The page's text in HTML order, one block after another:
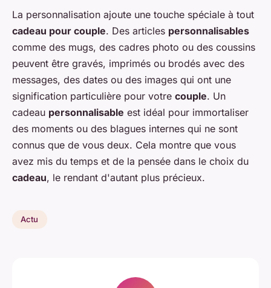
La personnalisation ajoute une touche spéciale à tout
cadeau pour couple. Des articles personnalisables
comme des mugs, des cadres photo ou des coussins
peuvent être gravés, imprimés ou brodés avec des
messages, des dates ou des images qui ont une
signification particulière pour votre couple. Un
cadeau personnalisable est idéal pour immortaliser
des moments ou des blagues internes qui ne sont
connus que de vous deux. Cela montre que vous
avez mis du temps et de la pensée dans le choix du
cadeau, le rendant d'autant plus précieux.
Actu